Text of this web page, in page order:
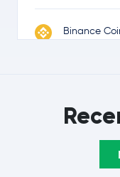
Binance
Ripple XRP